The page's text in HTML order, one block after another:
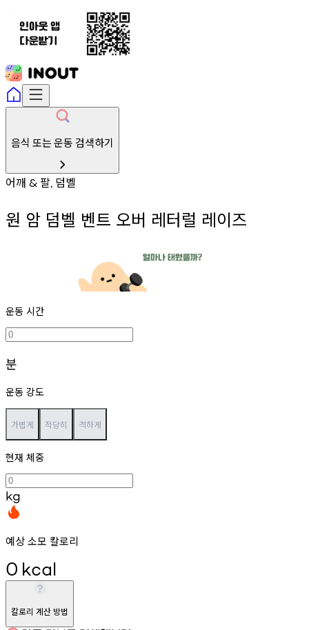
음식 또는 운동 검색하기
어깨 & 팔, 덤벨
원 암 덤벨 벤트 오버 레터럴 레이즈
운동 시간
분
운동 강도
가볍게 적당히 격하게
현재 체중
kg
예상 소모 칼로리
0 kcal
칼로리 계산 방법